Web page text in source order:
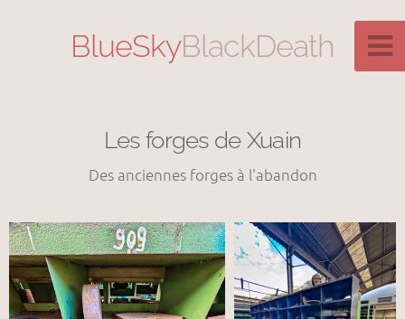
BlueSkyBlackDeath
Les forges de Xuain
Des anciennes forges à l'abandon